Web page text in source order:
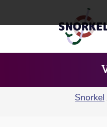
Snorkel